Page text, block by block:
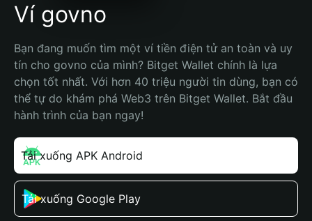
Ví govno
Bạn đang muốn tìm một ví tiền điện tử an toàn và uy
tín cho govno của mình? Bitget Wallet chính là lựa
chọn tốt nhất. Với hơn 40 triệu người tin dùng, bạn có
thể tự do khám phá Web3 trên Bitget Wallet. Bắt đầu
hành trình của bạn ngay!
Tải xuống APK Android
Tải xuống Google Play